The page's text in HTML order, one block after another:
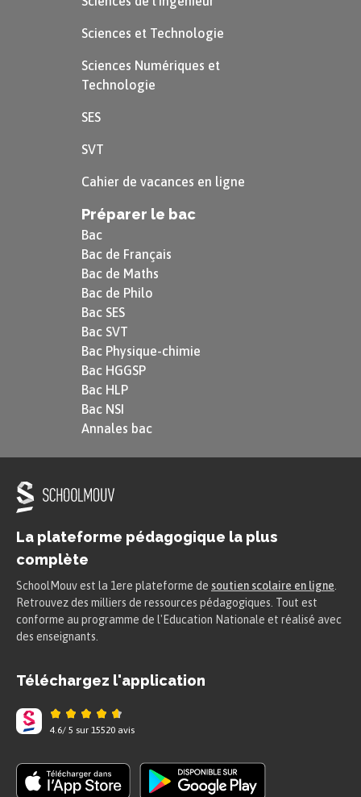
Cette relation n’est valable que pour des
solutions diluées $(C<10^{-2}\
\text{mol}\cdot\text{L}^{-1})$.
diluée qui contient un seul soluté, la
conductivité est proportionnelle à la
concentration en soluté apporté.
Méthode du dosage par étalonnage
Mesurer la conductivité des
solutions étalons contenant
l’espèce chimique $X$ à différentes
concentrations connues.
Tracer la courbe
$\sigma=f\left(C\right)$ : on
obtient une droite d’étalonnage.
Mesurer la conductivité de la
contenant l’espèce chimique $X$.
solution étudiée en utlisant la
droite d’étalonnage.
Titrage conductimétrique
à suivre l’évolution de la conductance
Sciences et Technologie
Sciences Numériques et
Technologie
SES
SVT
Cahier de vacances en ligne
Préparer le bac
Bac
Bac de Français
Bac de Maths
Bac de Philo
Bac SES
Bac SVT
Bac Physique-chimie
Bac HGGSP
Bac HLP
Bac NSI
Annales bac
La plateforme pédagogique la plus
complète
SchoolMouv est la 1ere plateforme de soutien scolaire en ligne
Retrouvez des milliers de ressources pédagogiques. Tout est
conforme au programme de l'Education Nationale et réalisé avec
des enseignants.
Téléchargez l'application
4.6/ 5 sur 15520 avis